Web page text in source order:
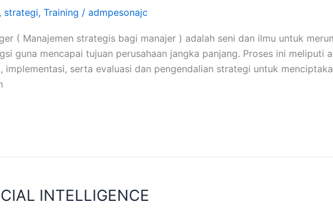
, strategi, Training / admpesonajc
( Manajemen strategis bagi manajer ) adalah seni dan ilmu untuk
guna mencapai tujuan perusahaan jangka panjang. Proses ini meliputi
implementasi, serta evaluasi dan pengendalian strategi untuk
INTELLIGENCE